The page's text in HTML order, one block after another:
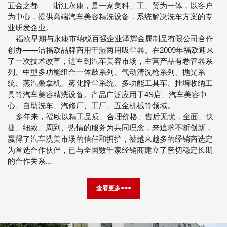
五金之都——浙江永康，是一家集科、工、贸为一体，以客户
为中心，提供高端汽车美容精洗设备，系统解决洗车方案的专
业研发企业。
福欧早期与永康市纳税百强企业泽辉金属制品有限公司合作
创办——洁福欧品牌商用干湿两用吸尘器。在2009年福欧迎来
了一次技术改革，进军到汽车美容市场，主营产品有卷管器系
列、中型多功能组合一体鼓系列、气动清洗枪系列、抛光系
统、蒸汽桑拿机、雾化降尘系统、多功能工具车、挂墙收纳工
具等汽车美容精洗设备。产品广泛应用于4S店、汽车美容中
心、自助洗车、汽修厂、工厂、五金机械等领域。
多年来，福欧以精工品质、合理价格、售后无忧，全面、快
捷、细致、周到、热情的服务为共同理念，来追求不断创新，
赢得了汽车洗美市场的信任和拥护，被越来越多的经销商选定
为首选合作伙伴，已与全国数千家经销商建立了密切稳定长期
的合作关系...
查看更多>>>